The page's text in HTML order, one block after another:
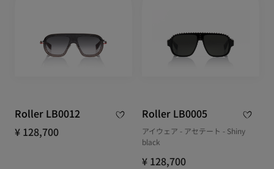
Roller LB0012
¥ 128,700
Roller LB0005
アイウェア - アセテート - Shiny
black
¥ 128,700